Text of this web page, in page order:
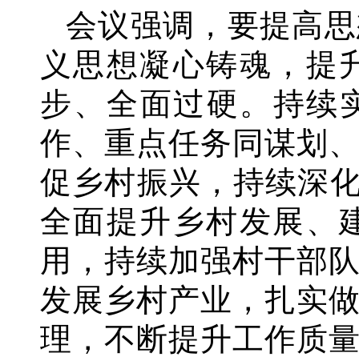
会议强调，要提高
义思想凝心铸魂，提
步、全面过硬。持续
作、重点任务同谋划
促乡村振兴，持续深
全面提升乡村发展、
用，持续加强村干部
发展乡村产业，扎实
理，不断提升工作质